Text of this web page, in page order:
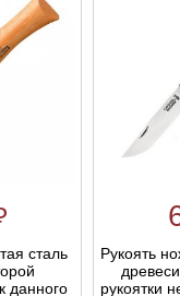
сталь
данного
Рукоять
рукоятки